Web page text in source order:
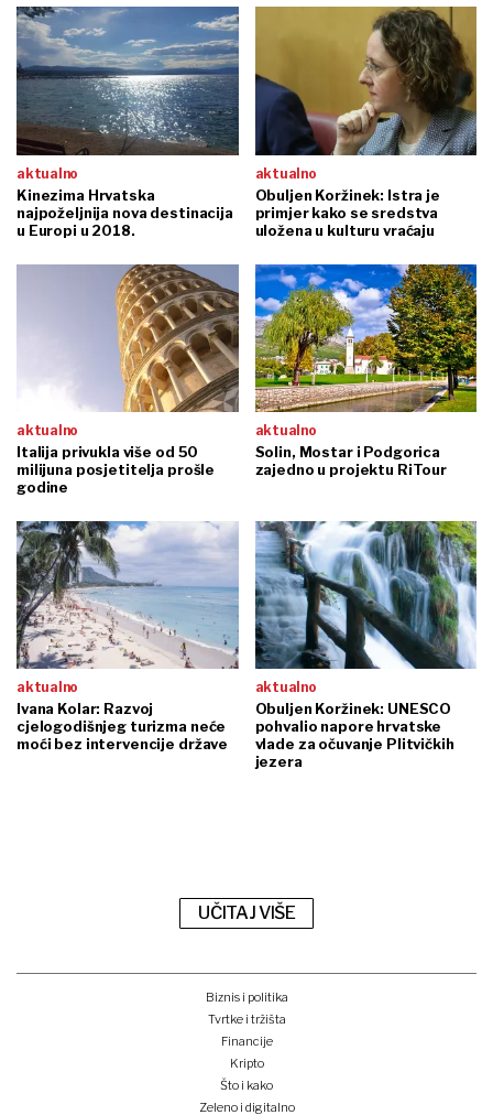
aktualno
Kinezima Hrvatska
najpoželjnija nova destinacija
u Europi u 2018.
aktualno
Obuljen Koržinek: Istra je
primjer kako se sredstva
uložena u kulturu vraćaju
aktualno
Italija privukla više od 50
milijuna posjetitelja prošle
godine
aktualno
Solin, Mostar i Podgorica
zajedno u projektu RiTour
aktualno
Ivana Kolar: Razvoj
cjelogodišnjeg turizma neće
moći bez intervencije države
aktualno
Obuljen Koržinek: UNESCO
pohvalio napore hrvatske
vlade za očuvanje Plitvičkih
jezera
UČITAJ VIŠE
Biznis i politika
Tvrtke i tržišta
Financije
Kripto
Što i kako
Zeleno i digitalno